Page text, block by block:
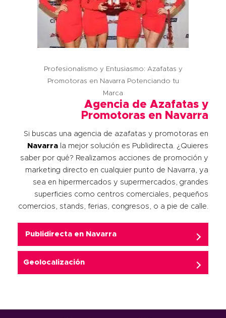
Profesionalismo y Entusiasmo: Azafatas y
Promotoras en Navarra Potenciando tu
Marca
Agencia de Azafatas y
Promotoras en Navarra
Si buscas una agencia de azafatas y promotoras en
Navarra la mejor solución es Publidirecta. ¿Quieres
saber por qué? Realizamos acciones de promoción y
marketing directo en cualquier punto de Navarra, ya
sea en hipermercados y supermercados, grandes
superficies como centros comerciales, pequeños
comercios, stands, ferias, congresos, o a pie de calle.
Publidirecta en Navarra
Geolocalización